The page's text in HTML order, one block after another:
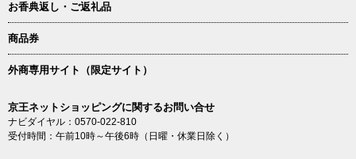
お香典返し・ご返礼品
商品券
外商専用サイト（限定サイト）
京王ネットショッピングに関するお問い合せ
ナビダイヤル：0570-022-810
受付時間：午前10時～午後6時（日曜・休業日除く）